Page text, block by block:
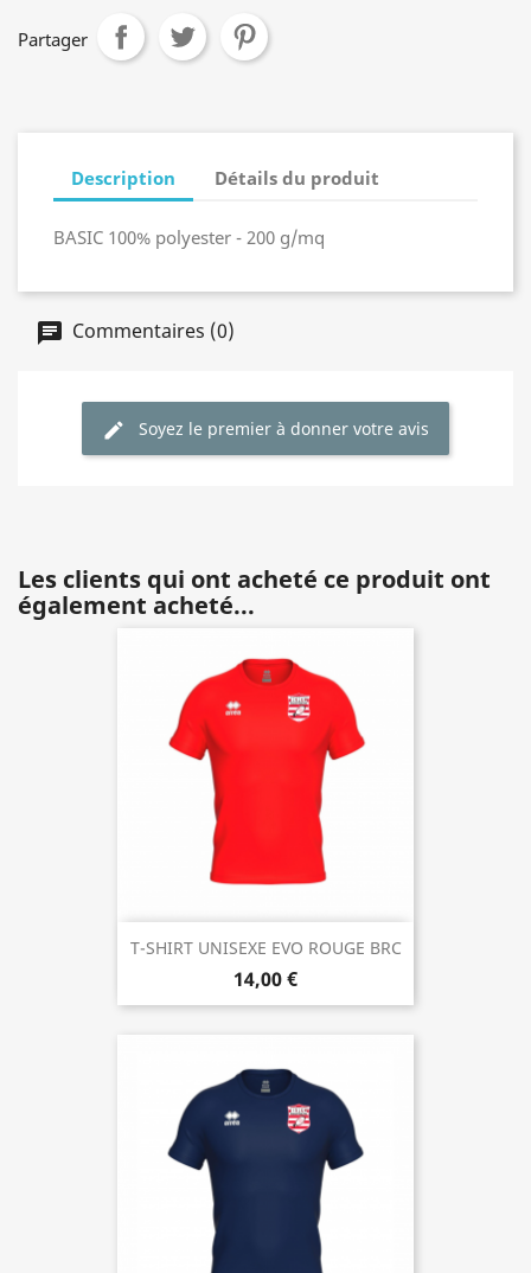
Partager
Description Détails du produit
BASIC 100% polyester - 200 g/mq
Commentaires (0)
Soyez le premier à donner votre avis
Les clients qui ont acheté ce produit ont
également acheté...
T-SHIRT UNISEXE EVO ROUGE BRC
14,00 €